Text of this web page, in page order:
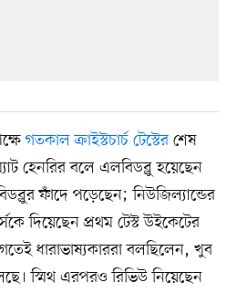
গতকাল ক্রাইস্টচার্চ টেস্টেরশেষ
হেনরির বলে এলবিডব্লু হয়েছেন
ফাঁদে পড়েছেন; নিউজিল্যান্ডের
দিয়েছেন প্রথম টেস্ট উইকেটের
ধারাভাষ্যকাররা বলছিলেন, খুব
স্মিথ এরপরও রিভিউ নিয়েছেন